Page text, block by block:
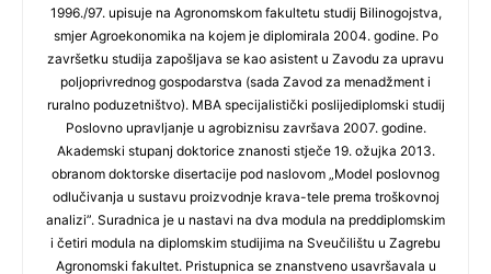
1996./97. upisuje na Agronomskom fakultetu studij Bilinogojstva,
smjer Agroekonomika na kojem je diplomirala 2004. godine. Po
završetku studija zapošljava se kao asistent u Zavodu za upravu
poljoprivrednog gospodarstva (sada Zavod za menadžment i
ruralno poduzetništvo). MBA specijalistički poslijediplomski studij
Poslovno upravljanje u agrobiznisu završava 2007. godine.
Akademski stupanj doktorice znanosti stječe 19. ožujka 2013.
obranom doktorske disertacije pod naslovom „Model poslovnog
odlučivanja u sustavu proizvodnje krava-tele prema troškovnoj
analizi”. Suradnica je u nastavi na dva modula na preddiplomskim
i četiri modula na diplomskim studijima na Sveučilištu u Zagrebu
Agronomski fakultet. Pristupnica se znanstveno usavršavala u